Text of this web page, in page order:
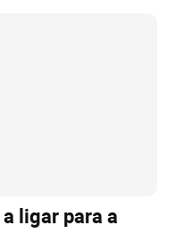
ligar para a